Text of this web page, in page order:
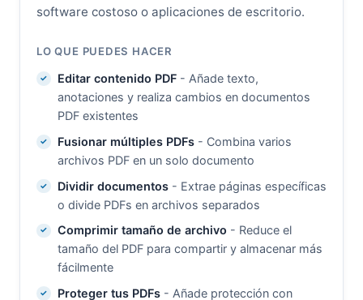
software costoso o aplicaciones de escritorio.
LO QUE PUEDES HACER
Editar contenido PDF- Añade texto,
anotaciones y realiza cambios en documentos
PDF existentes
Fusionar múltiples PDFs- Combina varios
archivos PDF en un solo documento
Dividir documentos- Extrae páginas específicas
o divide PDFs en archivos separados
Comprimir tamaño de archivo - Reduce el
tamaño del PDF para compartir y almacenar más
fácilmente
Proteger tus PDFs- Añade protección con